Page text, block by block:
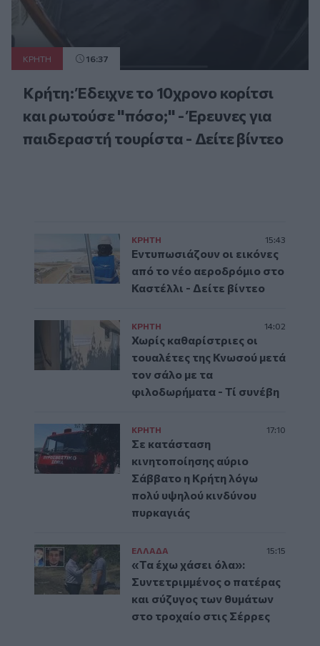
ΚΡΗΤΗ 16:37
Κρήτη: Έδειχνε το 10χρονο κορίτσι
και ρωτούσε "πόσο;" - Έρευνες για
παιδεραστή τουρίστα - Δείτε βίντεο
ΚΡΗΤΗ 15:43
Εντυπωσιάζουν οι εικόνες
από το νέο αεροδρόμιο στο
Καστέλλι - Δείτε βίντεο
ΚΡΗΤΗ 14:02
Χωρίς καθαρίστριες οι
τουαλέτες της Κνωσού μετά
τον σάλο με τα
φιλοδωρήματα - Τί συνέβη
ΚΡΗΤΗ 17:10
Σε κατάσταση
κινητοποίησης αύριο
Σάββατο η Κρήτη λόγω
πολύ υψηλού κινδύνου
πυρκαγιάς
ΕΛΛAΔΑ 15:15
«Τα έχω χάσει όλα»:
Συντετριμμένος ο πατέρας
και σύζυγος των θυμάτων
στο τροχαίο στις Σέρρες